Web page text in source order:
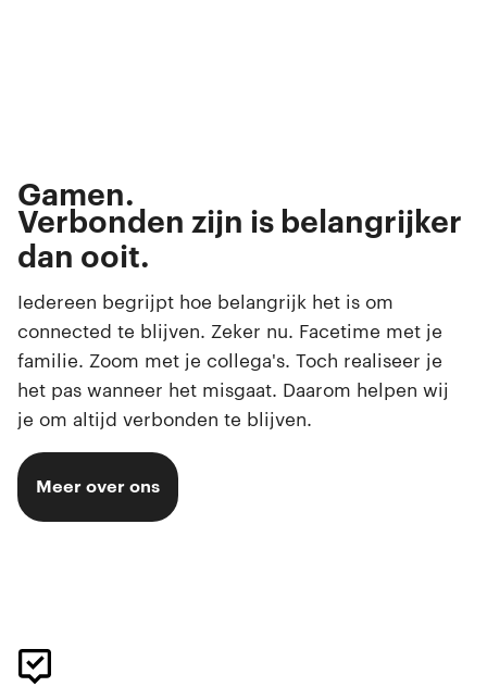
Gamen.
Browsen.
Swipen.
Selfies maken.
Verbonden zijn is belangrijker
dan ooit.
Iedereen begrijpt hoe belangrijk het is om
connected te blijven. Zeker nu. Facetime met je
familie. Zoom met je collega's. Toch realiseer je
het pas wanneer het misgaat. Daarom helpen wij
je om altijd verbonden te blijven.
Meer over ons